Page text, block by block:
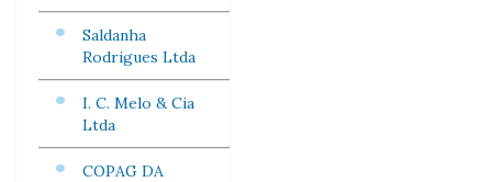
Saldanha
Rodrigues Ltda
I. C. Melo & Cia
Ltda
COPAG DA